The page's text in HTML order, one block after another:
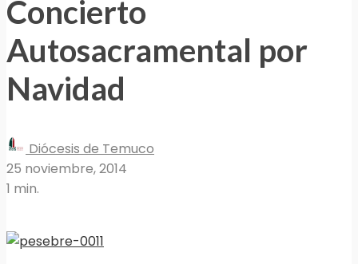
Concierto
Autosacramental por
Navidad
Diócesis de Temuco
25 noviembre, 2014
1 min.